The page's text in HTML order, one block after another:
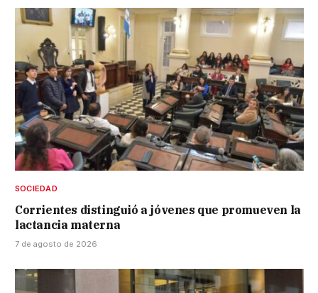
SOCIEDAD
Corrientes distinguió a jóvenes que promueven la
lactancia materna
7 de agosto de 2026